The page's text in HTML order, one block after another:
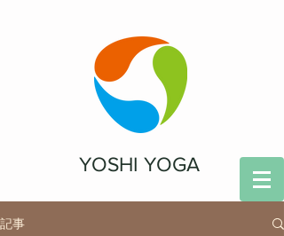
YOSHI YOGA
記事